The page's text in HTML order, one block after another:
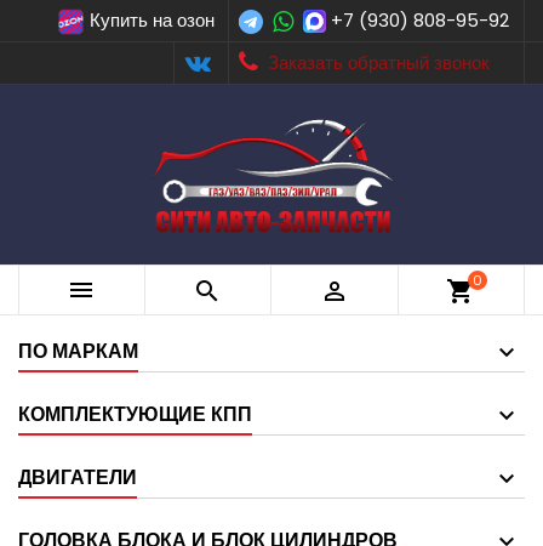
Купить на озон
+7 (930) 808-95-92
Заказать обратный звонок
   shopping_cart0
ПО МАРКАМ
КОМПЛЕКТУЮЩИЕ КПП
ДВИГАТЕЛИ